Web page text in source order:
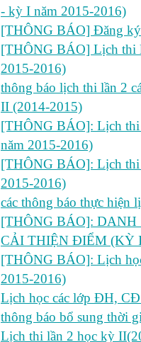
- kỳ I năm 2015-2016)
[THÔNG BÁO] Đăng ký
[THÔNG BÁO] Lịch thi
2015-2016)
thông báo lịch thi lần 2
II (2014-2015)
[THÔNG BÁO]: Lịch thi
năm 2015-2016)
[THÔNG BÁO]: Lịch thi
2015-2016)
các thông báo thực hiện
[THÔNG BÁO]:
CẢI THIỆN ĐIỂM (KỲ
[THÔNG BÁO]: Lịch
2015-2016)
Lịch học các lớp ĐH,
thông báo bổ sung thời
Lịch thi lần 2 học kỳ